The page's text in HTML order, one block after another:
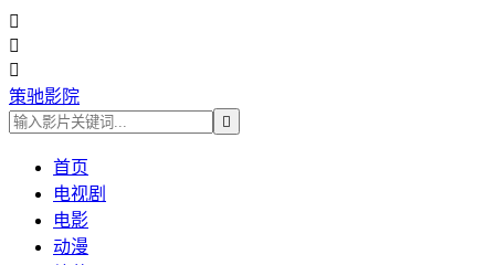



策驰影院

首页
电视剧
电影
动漫